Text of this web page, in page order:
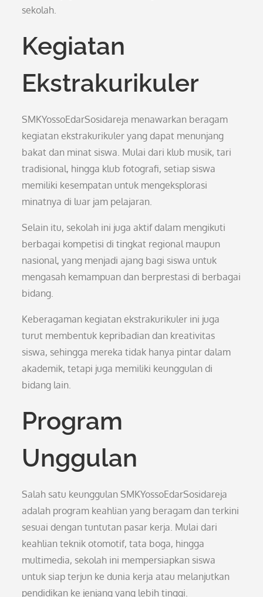
sekolah.
Kegiatan
Ekstrakurikuler
SMKYossoEdarSosidareja menawarkan beragam
kegiatan ekstrakurikuler yang dapat menunjang
bakat dan minat siswa. Mulai dari klub musik, tari
tradisional, hingga klub fotografi, setiap siswa
memiliki kesempatan untuk mengeksplorasi
minatnya di luar jam pelajaran.
Selain itu, sekolah ini juga aktif dalam mengikuti
berbagai kompetisi di tingkat regional maupun
nasional, yang menjadi ajang bagi siswa untuk
mengasah kemampuan dan berprestasi di berbagai
bidang.
Keberagaman kegiatan ekstrakurikuler ini juga
turut membentuk kepribadian dan kreativitas
siswa, sehingga mereka tidak hanya pintar dalam
akademik, tetapi juga memiliki keunggulan di
bidang lain.
Program
Unggulan
Salah satu keunggulan SMKYossoEdarSosidareja
adalah program keahlian yang beragam dan terkini
sesuai dengan tuntutan pasar kerja. Mulai dari
keahlian teknik otomotif, tata boga, hingga
multimedia, sekolah ini mempersiapkan siswa
untuk siap terjun ke dunia kerja atau melanjutkan
pendidikan ke jenjang yang lebih tinggi.